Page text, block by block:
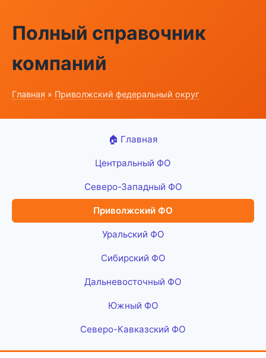
Полный справочник
компаний
Главная » Приволжский федеральный округ
🏠 Главная
Центральный ФО
Северо-Западный ФО
Приволжский ФО
Уральский ФО
Сибирский ФО
Дальневосточный ФО
Южный ФО
Северо-Кавказский ФО